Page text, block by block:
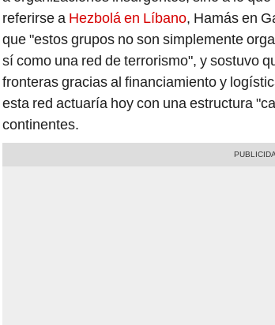
referirse a Hezbolá en Líbano, Hamás en
que "estos grupos no son simplemente
sí como una red de terrorismo", y sostuvo
fronteras gracias al financiamiento y
esta red actuaría hoy con una estructura
continentes.